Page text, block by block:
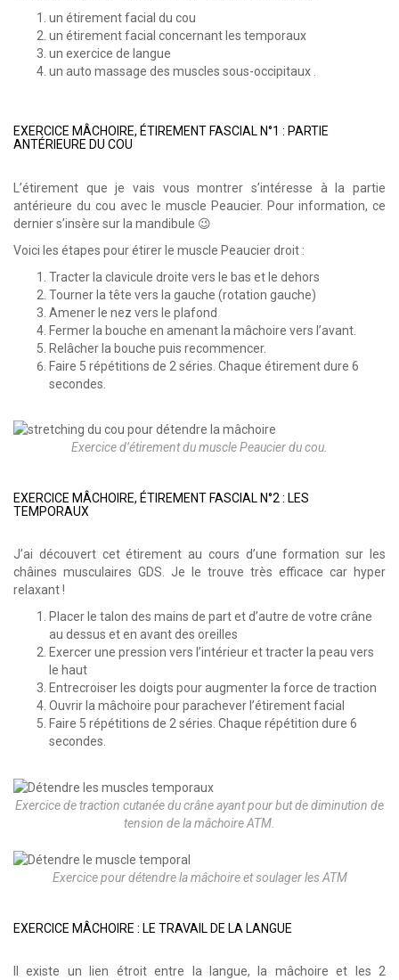
un étirement facial du cou
un étirement facial concernant les temporaux
un exercice de langue
un auto massage des muscles sous-occipitaux .
EXERCICE MÂCHOIRE, ÉTIREMENT FASCIAL N°1 : PARTIE
ANTÉRIEURE DU COU
L’étirement que je vais vous montrer s’intéresse à la partie
antérieure du cou avec le muscle Peaucier. Pour information, ce
dernier s’insère sur la mandibule 😉
Voici les étapes pour étirer le muscle Peaucier droit :
Tracter la clavicule droite vers le bas et le dehors
Tourner la tête vers la gauche (rotation gauche)
Amener le nez vers le plafond
Fermer la bouche en amenant la mâchoire vers l’avant.
Relâcher la bouche puis recommencer.
Faire 5 répétitions de 2 séries. Chaque étirement dure 6
secondes.
Exercice d’étirement du muscle Peaucier du cou.
EXERCICE MÂCHOIRE, ÉTIREMENT FASCIAL N°2 : LES
TEMPORAUX
J’ai découvert cet étirement au cours d’une formation sur les
châines musculaires GDS. Je le trouve très efficace car hyper
relaxant !
Placer le talon des mains de part et d’autre de votre crâne
au dessus et en avant des oreilles
Exercer une pression vers l’intérieur et tracter la peau vers
le haut
Entrecroiser les doigts pour augmenter la force de traction
Ouvrir la mâchoire pour parachever l’étirement facial
Faire 5 répétitions de 2 séries. Chaque répétition dure 6
secondes.
Exercice de traction cutanée du crâne ayant pour but de diminution de
tension de la mâchoire ATM.
Exercice pour détendre la mâchoire et soulager les ATM
EXERCICE MÂCHOIRE : LE TRAVAIL DE LA LANGUE
Il existe un lien étroit entre la langue, la mâchoire et les 2